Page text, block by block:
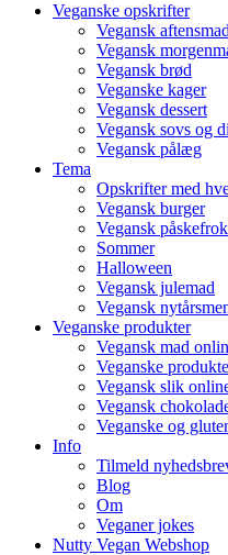
Veganske opskrifter
Vegansk aftensmad
Vegansk
Vegansk brød
Veganske kager
Vegansk dessert
Vegansk sovs og
Vegansk pålæg
Tema
Opskrifter med
Vegansk burger
Vegansk
Sommer
Halloween
Vegansk julemad
Vegansk
Veganske produkter
Vegansk mad
Veganske
Vegansk slik
Vegansk
Veganske og
Info
Tilmeld
Blog
Om
Veganer jokes
Nutty Vegan Webshop